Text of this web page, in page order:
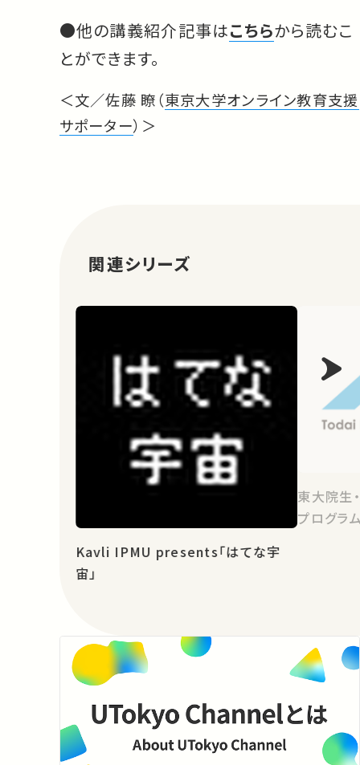
●他の講義紹介記事はこちらから読むこ
とができます。
＜文／佐藤 瞭（東京大学オンライン教育支援
サポーター）＞
関連シリーズ
Kavli IPMU presents「はてな宇
宙」
東大院生
プログラ